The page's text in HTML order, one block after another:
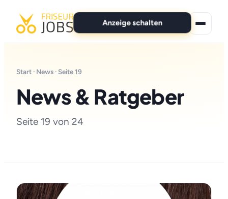
Anzeige schalten
Für Bewerber
Start · News · Seite 19
News & Ratgeber
Seite 19 von 24